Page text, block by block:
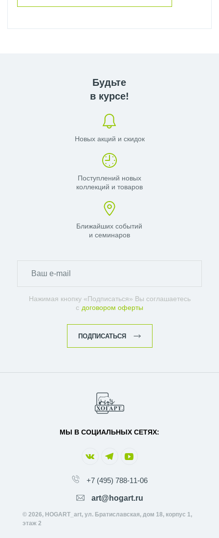
Будьте
в курсе!
Новых акций и скидок
Поступлений новых
коллекций и товаров
Ближайших событий
и семинаров
Нажимая кнопку «Подписаться» Вы соглашаетесь
с договором оферты
ПОДПИСАТЬСЯ
МЫ В СОЦИАЛЬНЫХ СЕТЯХ:
+7 (495) 788-11-06
art@hogart.ru
© 2026, HOGART_art, ул. Братиславская, дом 18, корпус 1,
этаж 2